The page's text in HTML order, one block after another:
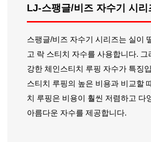
LJ-스팽글/비즈 자수기 시리
스팽글/비즈 자수기 시리즈는 실이
고 락 스티치 자수를 사용합니다. 그
강한 체인스티치 루핑 자수가 특징
스티치 루핑의 높은 비용과 비교할
치 루핑은 비용이 훨씬 저렴하고 다
아름다운 자수를 제공합니다.